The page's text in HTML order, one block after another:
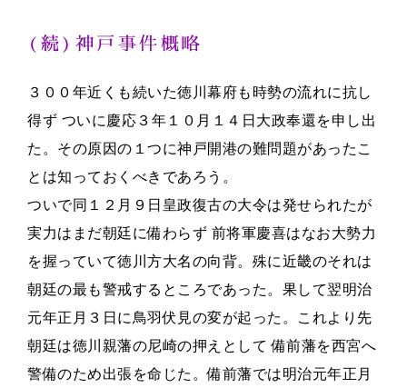
(続)神戸事件概略
３００年近くも続いた徳川幕府も時勢の流れに抗し
得ず ついに慶応３年１０月１４日大政奉還を申し出
た。その原因の１つに神戸開港の難問題があったこ
とは知っておくべきであろう。
ついで同１２月９日皇政復古の大令は発せられたが
実力はまだ朝廷に備わらず 前将軍慶喜はなお大勢力
を握っていて徳川方大名の向背。殊に近畿のそれは
朝廷の最も警戒するところであった。果して翌明治
元年正月３日に鳥羽伏見の変が起った。これより先
朝廷は徳川親藩の尼崎の押えとして 備前藩を西宮へ
警備のため出張を命じた。備前藩では明治元年正月